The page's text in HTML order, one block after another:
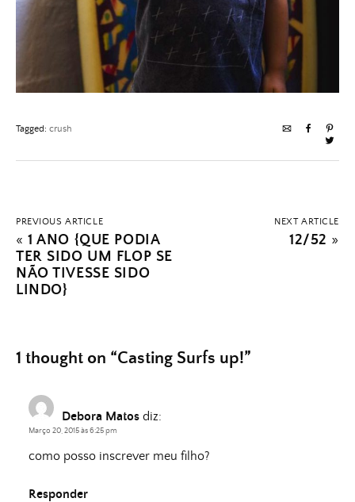
Tagged: crush
PREVIOUS ARTICLE
«1 ANO {QUE PODIA
TER SIDO UM FLOP SE
NÃO TIVESSE SIDO
LINDO}
NEXT ARTICLE
12/52 »
1 thought on “Casting Surfs up!”
Debora Matos diz:
Março 20, 2015 às 6:25 pm
como posso inscrever meu filho?
Responder